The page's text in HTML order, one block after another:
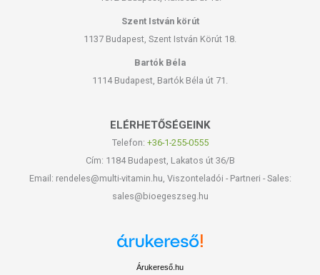
Szent István körút
1137 Budapest, Szent István Körút 18.
Bartók Béla
1114 Budapest, Bartók Béla út 71.
ELÉRHETŐSÉGEINK
Telefon: +36-1-255-0555
Cím: 1184 Budapest, Lakatos út 36/B
Email: rendeles@multi-vitamin.hu, Viszonteladói - Partneri - Sales:
sales@bioegeszseg.hu
Árukereső.hu